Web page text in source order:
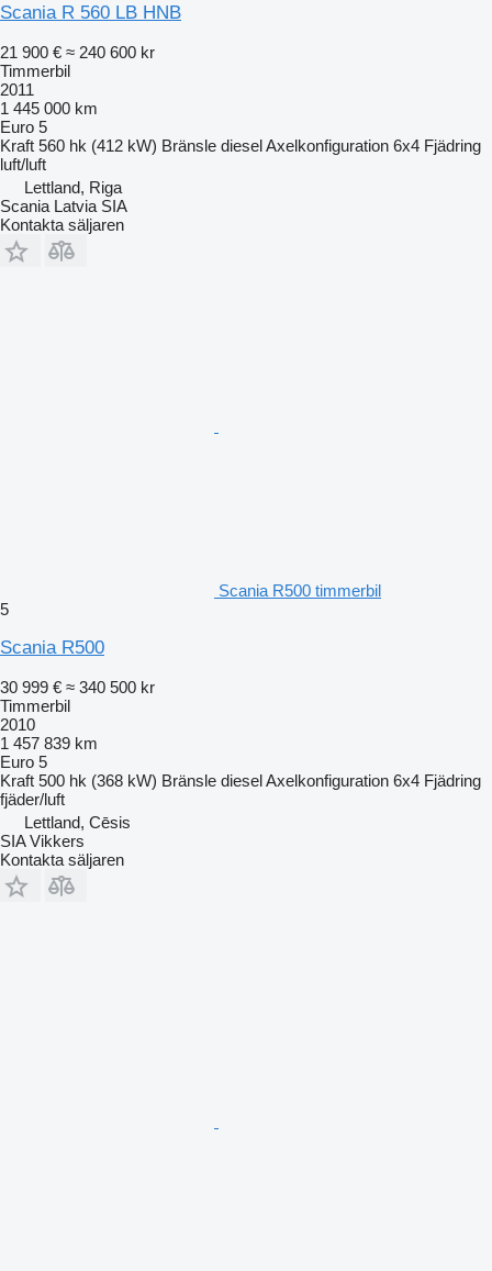
Scania R 560 LB HNB
21 900 € ≈ 240 600 kr
Timmerbil
2011
1 445 000 km
Euro 5
Kraft 560 hk (412 kW) Bränsle dieselAxelkonfiguration 6x4 Fjädring
luft/luft
Lettland, Riga
Scania Latvia SIA
Kontakta säljaren
Scania R500 timmerbil
5
Scania R500
30 999 € ≈ 340 500 kr
Timmerbil
2010
1 457 839 km
Euro 5
Kraft 500 hk (368 kW) Bränsle dieselAxelkonfiguration 6x4 Fjädring
fjäder/luft
Lettland, Cēsis
SIA Vikkers
Kontakta säljaren